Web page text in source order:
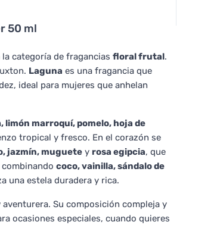
50 ml
categoría de fragancias floral frutal.
Laguna es una fragancia que
ideal para mujeres que anhelan
limón marroquí, pomelo, hoja de
tropical y fresco. En el corazón se
jazmín, muguete y rosa egipcia, que
coco, vainilla, sándalo de
una estela duradera y rica.
Su composición compleja y
ocasiones especiales, cuando quieres